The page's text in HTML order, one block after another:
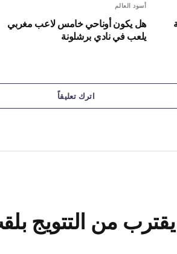
أسود العالم
هل يكون أوناحي خامس لاعب مغربي
يلعب في نادي برشلونة
اترك تعليقاً
من التتويج